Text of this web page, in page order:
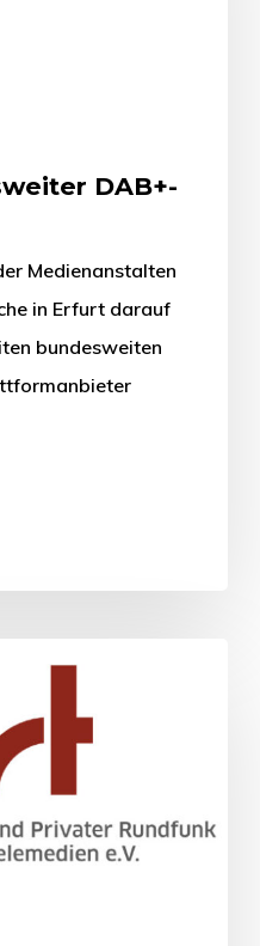
DAB+-
Medienanstalten
in Erfurt darauf
bundesweiten